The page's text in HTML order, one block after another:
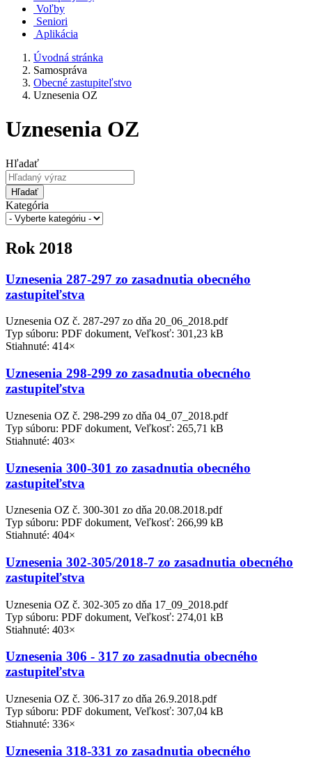
Voľby
Seniori
Aplikácia
Úvodná stránka
Samospráva
Obecné zastupiteľstvo
Uznesenia OZ
Uznesenia OZ
Hľadať
Hľadať
Kategória
Rok 2018
Uznesenia 287-297 zo zasadnutia obecného
zastupiteľstva
Uznesenia OZ č. 287-297 zo dňa 20_06_2018.pdf
Typ súboru: PDF dokument, Veľkosť: 301,23 kB
Stiahnuté: 414×
Uznesenia 298-299 zo zasadnutia obecného
zastupiteľstva
Uznesenia OZ č. 298-299 zo dňa 04_07_2018.pdf
Typ súboru: PDF dokument, Veľkosť: 265,71 kB
Stiahnuté: 403×
Uznesenia 300-301 zo zasadnutia obecného
zastupiteľstva
Uznesenia OZ č. 300-301 zo dňa 20.08.2018.pdf
Typ súboru: PDF dokument, Veľkosť: 266,99 kB
Stiahnuté: 404×
Uznesenia 302-305/2018-7 zo zasadnutia obecného
zastupiteľstva
Uznesenia OZ č. 302-305 zo dňa 17_09_2018.pdf
Typ súboru: PDF dokument, Veľkosť: 274,01 kB
Stiahnuté: 403×
Uznesenia 306 - 317 zo zasadnutia obecného
zastupiteľstva
Uznesenia OZ č. 306-317 zo dňa 26.9.2018.pdf
Typ súboru: PDF dokument, Veľkosť: 307,04 kB
Stiahnuté: 336×
Uznesenia 318-331 zo zasadnutia obecného